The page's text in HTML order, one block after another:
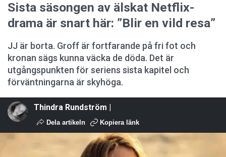
Sista säsongen av älskat Netflix-
drama är snart här: ”Blir en vild resa”
JJ är borta. Groff är fortfarande på fri fot och
kronan sägs kunna väcka de döda. Det är
utgångspunkten för seriens sista kapitel och
förväntningarna är skyhöga.
Thindra Rundström |
Dela artikeln Kopiera länk